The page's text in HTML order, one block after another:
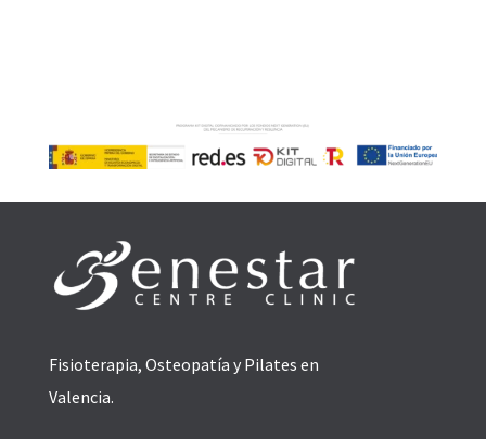
Fisioterapia, Osteopatía y Pilates en
Valencia.